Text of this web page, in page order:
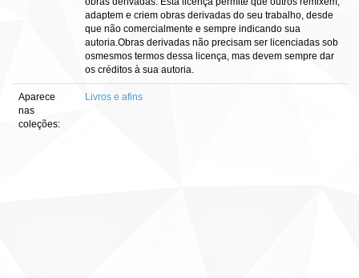
adaptem e criem obras derivadas do seu trabalho, desde
que não comercialmente e sempre indicando sua
autoria.Obras derivadas não precisam ser licenciadas sob
osmesmos termos dessa licença, mas devem sempre dar
os créditos à sua autoria.
Aparece
nas
coleções:
Livros e afins